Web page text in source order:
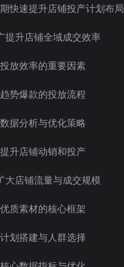
快速提升店铺投产计划布局
提升店铺全域成交效率
放效率的重要因素
势爆款的投放流程
据分析与优化策略
升店铺动销和投产
大店铺流量与成交规模
质素材的核心框架
划搭建与人群选择